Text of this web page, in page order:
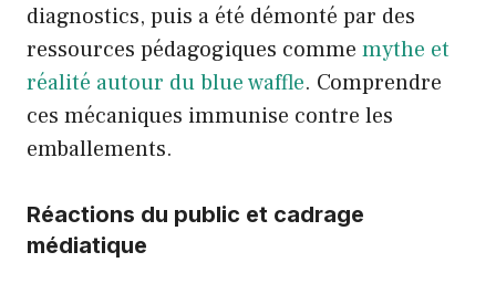
diagnostics, puis a été démonté par des
ressources pédagogiques comme mythe et
réalité autour du blue waffle. Comprendre
ces mécaniques immunise contre les
emballements.
Réactions du public et cadrage
médiatique